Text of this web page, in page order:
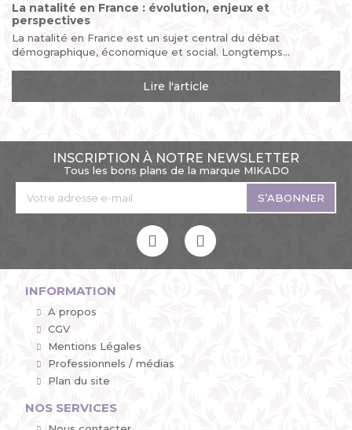
La natalité en France : évolution, enjeux et
perspectives
La natalité en France est un sujet central du débat
démographique, économique et social. Longtemps
Lire l'article
INSCRIPTION À NOTRE NEWSLETTER
Tous les bons plans de la marque MIKADO
S’ABONNER
INFORMATION
A propos
CGV
Mentions Légales
Professionnels / médias
Plan du site
NOS SERVICES